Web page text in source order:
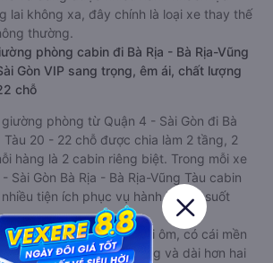
lai không xa, đây chính là loại xe thay thế
thường.
phòng cabin đi Bà Rịa - Bà Rịa-Vũng
Gòn VIP sang trọng, êm ái, chất lượng
chỗ
phòng từ Quận 4 - Sài Gòn đi Bà
Tàu 20 - 22 chỗ được chia làm 2 tầng, 2
hàng là 2 cabin riêng biệt. Trong mỗi xe
Sài Gòn Bà Rịa - Bà Rịa-Vũng Tàu cabin
tiện ích phục vụ hành khách suốt
có gối nằm rời, có gối ôm, có cái mền
seat belt. Giường rộng và dài hơn hai